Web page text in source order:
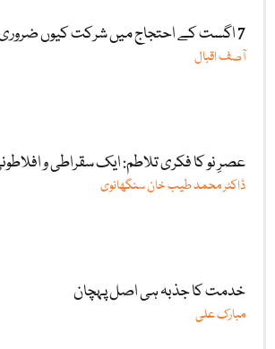
7 اگست کے احتجاج میں شرکت کیوں ضروری ہے؟
آصف اقبال
عصرِ نو کا فکری تلاطم: ایک سقراطی و
ڈاکٹر محمد طیب خان سنگھانوی
خدمت کا جذبہ ہی اصل پہچان
مبارک علی